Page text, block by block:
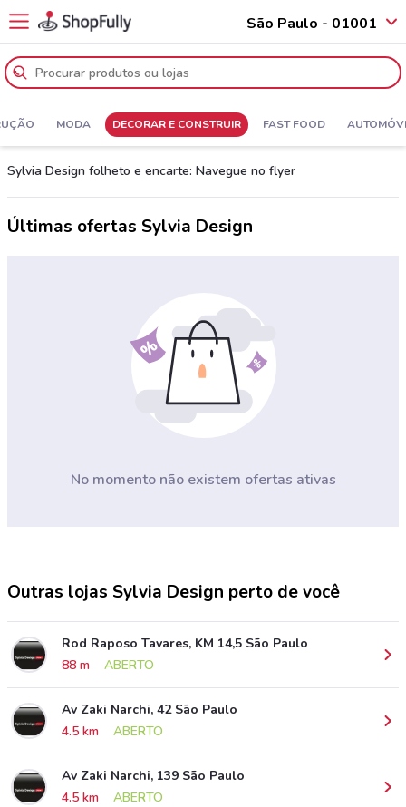
São Paulo - 01001
MODA DECORAR E CONSTRUIR FAST FOOD
Sylvia Design folheto e encarte: Navegue no flyer
Últimas ofertas Sylvia Design
No momento não existem ofertas ativas
Outras lojas Sylvia Design perto de você
Rod Raposo Tavares, KM 14,5 São Paulo
88 m
ABERTO
Av Zaki Narchi, 42 São Paulo
4.5 km
ABERTO
Av Zaki Narchi, 139 São Paulo
4.5 km
ABERTO